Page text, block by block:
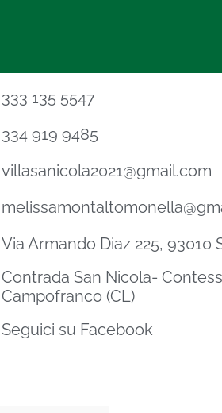
333 135 5547
334 919 9485
villasanicola2021@gmail.com
Via Armando Diaz 225, 93010
Contrada San Nicola-
Campofranco (CL)
Seguici su Facebook